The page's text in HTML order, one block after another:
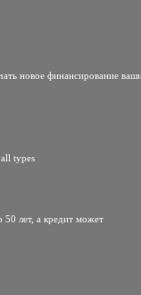
новое финансирование
types
50 лет, а кредит может